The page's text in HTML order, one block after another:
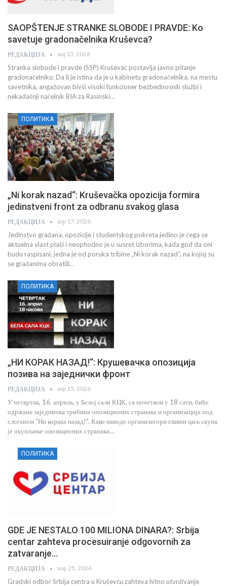
SAOPŠTENJE STRANKE SLOBODE I PRAVDE: Ko
savetuje gradonačelnika Kruševca?
РЕДАКЦИЈА мај 13, 2026
Stranka slobode i pravde (SSP) Kruševac postavlja javno pitanje
gradonačelniku: Da li je istina da je u kabinetu gradonačelnika, na mestu
savetnika, angažovan bivši visoki funkcioner bezbednosnih službi i
nekadašnji načelnik BIA za Rasinski…
ПОЛИТИКА
„Ni korak nazad“: Kruševačka opozicija formira
jedinstveni front za odbranu svakog glasa
РЕДАКЦИЈА апр 17, 2026
Jedinstvo građana, opozicije i studentskog pokreta jedino je čega se
aktuelna vlast plaši i neophodno je u susret izborima, kada god da oni
budu raspisani, jedna je od poruka tribine „Ni korak nazad“, na kojoj su
se građanima obratili…
ПОЛИТИКА
„НИ КОРАК НАЗАД!“: Крушевачка опозиција
позива на заједнички фронт
РЕДАКЦИЈА апр 15, 2026
У четвртак, 16. априла, у Белој сали КЦК, са почетком у 18 сати, биће
одржана заједничка трибина опозиционих странака и организација под
слоганом “Ни корака назад!“. Како наводе организатори главни циљ скупа
је окупљање опозиционих странака…
ПОЛИТИКА
GDE JE NESTALO 100 MILIONA DINARA?: Srbija
centar zahteva procesuiranje odgovornih za
zatvaranje…
РЕДАКЦИЈА мар 25, 2026
Gradski odbor Srbija centra u Kruševcu zahteva hitno utvrđivanje